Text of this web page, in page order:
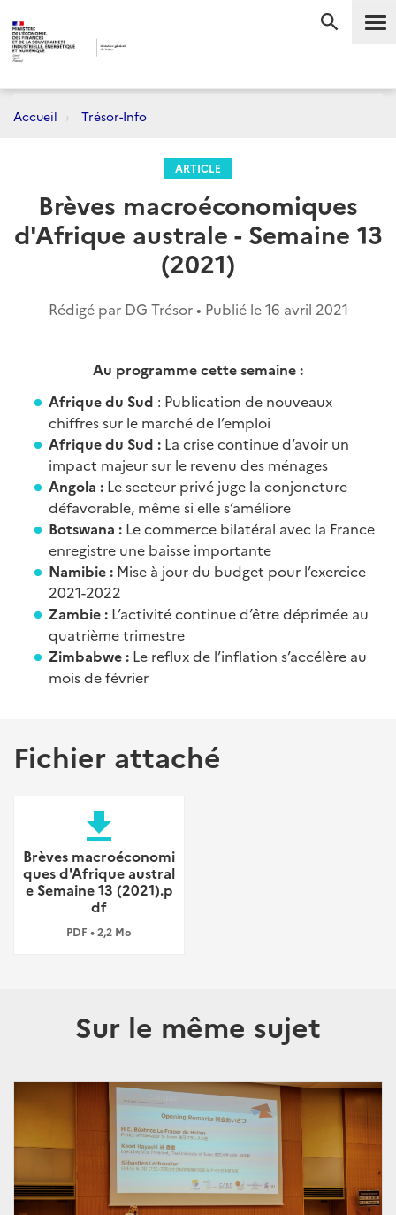
Accueil Trésor-Info
ARTICLE
Brèves macroéconomiques
d'Afrique australe - Semaine 13
(2021)
Rédigé par DG Trésor • Publié le16 avril 2021
Au programme cette semaine:
Afrique du Sud : Publication de nouveaux
chiffres sur le marché de l’emploi
Afrique du Sud : La crise continue d’avoir un
impact majeur sur le revenu des ménages
Angola : Le secteur privé juge la conjoncture
défavorable, même si elle s’améliore
Botswana : Le commerce bilatéral avec la France
enregistre une baisse importante
Namibie : Mise à jour du budget pour l’exercice
2021-2022
Zambie : L’activité continue d’être déprimée au
quatrième trimestre
Zimbabwe : Le reflux de l’inflation s’accélère au
mois de février
Fichier attaché
file_download
Brèves macroéconomi
ques d'Afrique austral
e Semaine 13 (2021).p
df
PDF • 2,2 Mo
Sur le même sujet